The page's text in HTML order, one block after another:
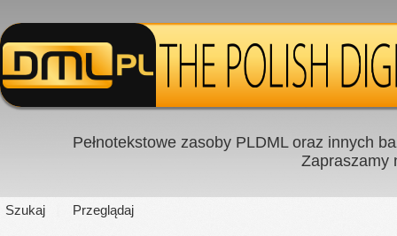
Pełnotekstowe zasoby PLDML oraz innych
Zapraszamy
Szukaj Przeglądaj